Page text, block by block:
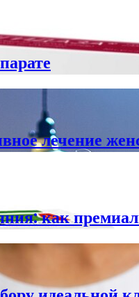
лечение
как